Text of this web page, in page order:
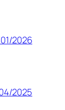
2026
2025